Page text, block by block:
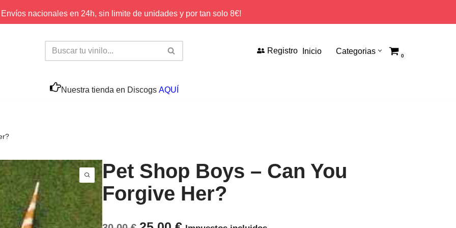
nacionales en 24h, sin limite de unidades y por tan solo 8€!
Registro Inicio Categorias
0
Nuestra tienda en Discogs AQUÍ
Pet Shop Boys ‎– Can You
Forgive Her?